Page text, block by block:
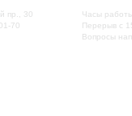
пр., 30
70
Часы
Перерыв с
Вопросы